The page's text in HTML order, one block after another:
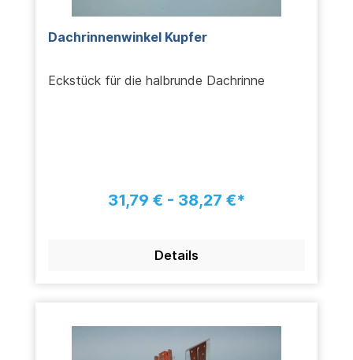
Dachrinnenwinkel Kupfer
Eckstück für die halbrunde Dachrinne
31,79 € - 38,27 €*
Details